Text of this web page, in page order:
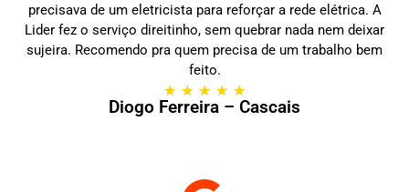
precisava de um eletricista para reforçar a rede elétrica. A
Lider fez o serviço direitinho, sem quebrar nada nem deixar
sujeira. Recomendo pra quem precisa de um trabalho bem
feito.
★ ★ ★ ★ ★
Diogo Ferreira – Cascais